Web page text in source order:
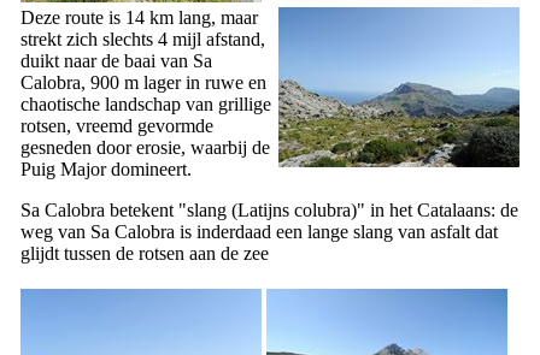
Deze route is 14 km lang, maar
strekt zich slechts 4 mijl afstand,
duikt naar de baai van Sa
Calobra, 900 m lager in ruwe en
chaotische landschap van grillige
rotsen, vreemd gevormde
gesneden door erosie, waarbij de
Puig Majordomineert.
Sa Calobra betekent "slang (Latijns colubra)" in het Catalaans: de
weg van Sa Calobra is inderdaad een lange slang van asfalt dat
glijdt tussen de rotsen aan de zee